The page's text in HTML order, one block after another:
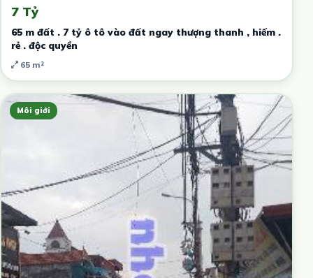
7 Tỷ
65 m đất . 7 tỷ ô tô vào đất ngay thượng thanh , hiếm .
rẻ . độc quyền
65 m²
Môi giới